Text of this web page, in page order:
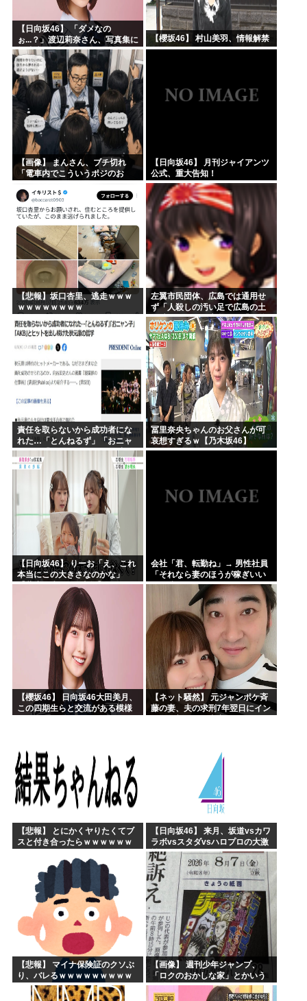
【日向坂46】 「ダメなの
ぉ...？」渡辺莉奈さん、写真集に
興味津々
【櫻坂46】 村山美羽、情報解禁
【画像】 まんさん、ブチ切れ
「電車内でこういうポジのお
【日向坂46】 月刊ジャイアンツ
公式、重大告知！
【悲報】坂口杏里、逃走ｗｗｗ
ｗｗｗｗｗｗｗｗ
左翼市民団体、広島では通用せ
ず「人殺しの汚い足で広島の土
を踏むな！」→広島県民「お前
らの方が汚いんじゃ！」「ワシ
らが広島県民じゃ」
責任を取らないから成功者にな
れた…「とんねるず」「おニャ
ン子」「AKB」とヒットを出し
続けた秋元康の哲学！！！
冨里奈央ちゃんのお父さんが可
哀想すぎるｗ【乃木坂46】
【日向坂46】 りーお「え、これ
本当にこの大きさなのかな」
【藤嶌果歩 1st写真集】
会社「君、転勤ね」→ 男性社員
「それなら妻のほうが稼ぎいい
んで辞めます」⇒ 結果・・・
【櫻坂46】 日向坂46大田美月、
この四期生らと交流がある模様
【ネット騒然】 元ジャンポケ斉
藤の妻、夫の求刑7年翌日にイン
【悲報】 とにかくヤりたくてブ
スと付き合ったらｗｗｗｗｗｗ
【日向坂46】 来月、坂道vsカワ
ラボvsスタダvsハロプロの大激
戦
【悲報】 マイナ保険証のクソぶ
り、バレるｗｗｗｗｗｗｗｗｗ
【画像】 週刊少年ジャンプ、
「ロクのおかしな家」とかいう
微妙な漫画を巻頭カラーにした
せいで100万部切る